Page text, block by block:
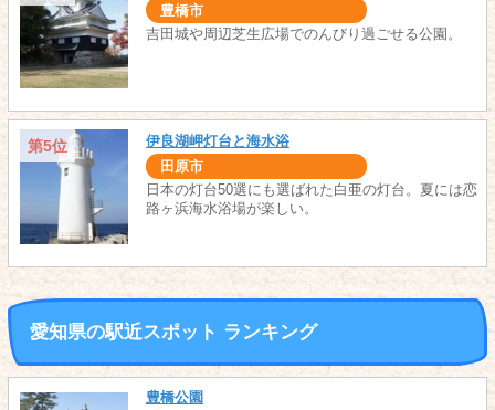
豊橋市
吉田城や周辺芝生広場でのんびり過ごせる公園。
第5位 伊良湖岬灯台と海水浴
田原市
日本の灯台50選にも選ばれた白亜の灯台。夏には恋
路ヶ浜海水浴場が楽しい。
愛知県の駅近スポット ランキング
豊橋公園